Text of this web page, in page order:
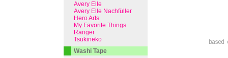
Avery Elle
Avery Elle Nachfüller
Hero Arts
My Favorite Things
Ranger
Tsukineko
Washi Tape